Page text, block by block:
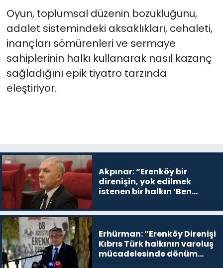
Oyun, toplumsal düzenin bozukluğunu,
adalet sistemindeki aksaklıkları, cehaleti,
inançları sömürenleri ve sermaye
sahiplerinin halkı kullanarak nasıl kazanç
sağladığını epik tiyatro tarzında
eleştiriyor.
Akpınar: “Erenköy bir
direnişin, yok edilmek
istenen bir halkın ‘Ben
devam edeceğim’ dediği
Erhürman: “Erenköy Direnişi
Kıbrıs Türk halkının varoluş
mücadelesinde dönüm